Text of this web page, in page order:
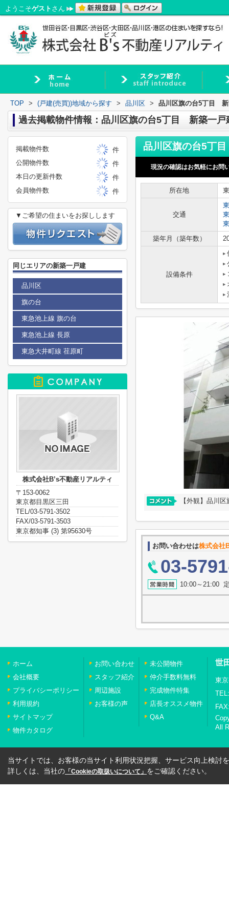
ようこそゲスト さん
TOP > (戸建(売買))地域から探す > 品川区 > 品川区旗の台5丁目 新
過去掲載物件情報：品川区旗の台5丁目 新築一戸
現況の確認はお気軽にお問
所在地
交通
築年月（築年数）
設備条件
【外観】品川
お問い合わせは株式会社
03-
10:00～21:00
掲載物件数
件
公開物件数
件
本日の更新件数
件
会員物件数
件
▼ご希望の住まいをお探しします
同じエリアの新築一戸建
品川区
旗の台
東急池上線 旗の台
東急池上線 長原
東急大井町線 荏原町
株式会社B’s不動産リアルティ
〒153-0062
東京都目黒区三田
TEL/03-5791-3502
FAX/03-5791-3503
東京都知事 (3) 第95630号
ホーム
会社概要
プライバシーポリシー
利用規約
サイトマップ
物件カタログ
お問い合わせ
スタッフ紹介
周辺施設
お客様の声
未公開物件
仲介手数料無料
完成物件特集
店長オススメ物件
Q&A
世
東
All
当サイトでは、お客様の当サイト利用状況把握、サービス向上検討
詳しくは、当社の 「Cookieの取扱いについて」 をご確認ください。